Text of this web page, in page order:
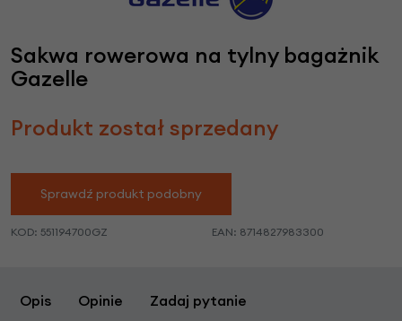
Sakwa rowerowa na tylny bagażnik
Gazelle
Produkt został sprzedany
Sprawdź produkt podobny
KOD: 551194700GZ EAN: 8714827983300
Opis Opinie Zadaj pytanie